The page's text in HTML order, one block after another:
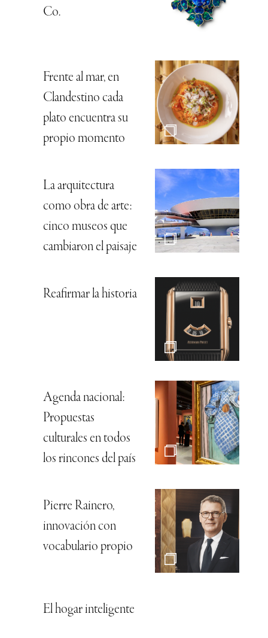
Co.
Frente al mar, en
Clandestino cada
plato encuentra su
propio momento
La arquitectura
como obra de arte:
cinco museos que
cambiaron el paisaje
Reafirmar la historia
Agenda nacional:
Propuestas
culturales en todos
los rincones del país
Pierre Rainero,
innovación con
vocabulario propio
El hogar inteligente